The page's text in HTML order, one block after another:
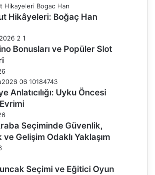
Hikâyeleri: Boğaç Han
Bonusları ve Popüler Slot
Anlatıcılığı: Uyku Öncesi
Seçiminde Güvenlik,
ve Gelişim Odaklı Yaklaşım
Seçimi ve Eğitici Oyun